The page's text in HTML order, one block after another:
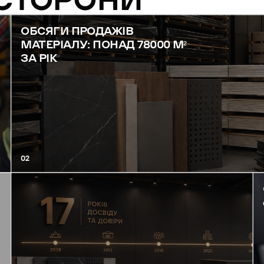
ОБСЯГИ ПРОДАЖІВ
МАТЕРІАЛУ: ПОНАД 78000 М²
ЗА РІК
02